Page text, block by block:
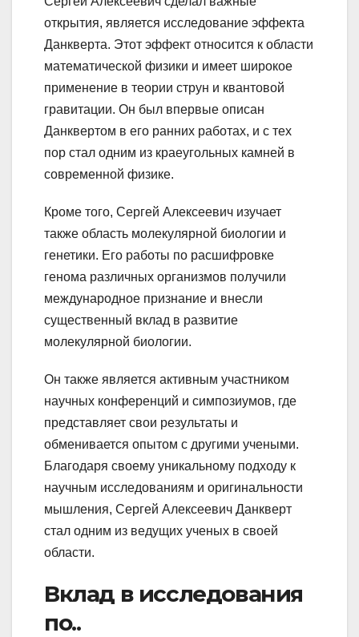
открытия, является исследование эффекта
Данкверта. Этот эффект относится к области
математической физики и имеет широкое
применение в теории струн и квантовой
гравитации. Он был впервые описан
Данквертом в его ранних работах, и с тех
пор стал одним из краеугольных камней в
современной физике.
Кроме того, Сергей Алексеевич изучает
также область молекулярной биологии и
генетики. Его работы по расшифровке
генома различных организмов получили
международное признание и внесли
существенный вклад в развитие
молекулярной биологии.
Он также является активным участником
научных конференций и симпозиумов, где
представляет свои результаты и
обменивается опытом с другими учеными.
Благодаря своему уникальному подходу к
научным исследованиям и оригинальности
мышления, Сергей Алексеевич Данкверт
стал одним из ведущих ученых в своей
области.
Вклад в исследования
по..